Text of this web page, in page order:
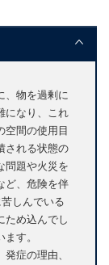
、物を過剰に
になり、これ
空間の使用目
される状態の
問題や火災を
ど、危険を伴
しんでいる
ため込んでし
す。
症の理由、